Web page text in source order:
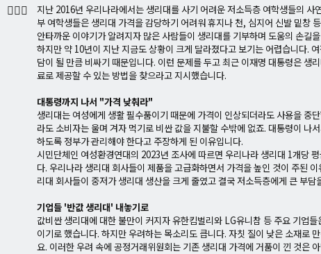
🤷🏼‍♂️
지난 2016년 우리나라에서는 생리대를 사기 어려운 저소득층 여학생들의 사
부 여학생들은 생리대 가격을 감당하기 어려워 휴지나 천, 심지어 신발 밑창
안타까운 이야기가 알려지자 많은 사람들이 생리대를 기부하며 도움의 손길
하지만 약 10년이 지난 지금도 상황이 크게 달라졌다고 보기는 어렵습니다.
담이 될 만큼 비싸기 때문입니다. 이런 문제를 두고 최근 이재명 대통령은 생
료로 제공할 수 있는 방법을 찾으라고 지시했습니다.
대통령까지 나서 "가격 낮춰라"
생리대는 여성에게 생활 필수품이기 때문에 가격이 인상되더라도 사용을 중
라도 소비자는 울며 겨자 먹기로 비싼 값을 지불할 수밖에 없죠. 대통령이 나
하도록 정부가 관리해야 한다고 주장하게 된 이유입니다.
시민단체인 여성환경연대의 2023년 조사에 따르면 우리나라 생리대 1개당
다. 우리나라 생리대 회사들이 제품을 고급화하면서 가격을 높인 것이 주된
리대 회사들이 중저가 생리대 생산을 크게 줄였고 결국 저소득층에게 큰 부담
기업들 '반값 생리대' 내놓기로
값비싼 생리대에 대한 불만이 커지자 유한킴벌리와 LG유니참 등 주요 기업
이기로 했습니다. 하지만 우려하는 목소리도 큽니다. 자칫 질이 낮은 소재로
요. 이러한 우려 속에 공정거래위원회는 기존 생리대 가격에 거품이 낀 것은